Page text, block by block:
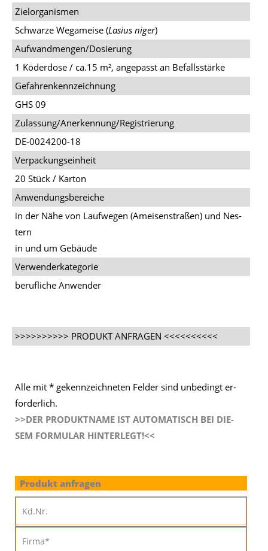
Zielorganismen
Schwar­ze Wega­mei­se (Lasius niger)
Aufwandmengen/Dosierung
1 Kö­der­do­se / ca.15 m², an­ge­passt an Be­falls­stär­ke
Gefahrenkennzeichnung
GHS 09
Zulassung/Anerkennung/Registrierung
DE-0024200-18
Verpackungseinheit
20 Stück / Kar­ton
Anwendungsbereiche
in der Nähe von Lauf­we­gen (Amei­sen­stra­ßen) und Nes­
tern
in und um Ge­bäu­de
Verwenderkategorie
be­ruf­li­che An­wen­der
>>>>>>>>>> PRODUKT ANFRAGEN <<<<<<<<<<
Alle mit * ge­kenn­zeich­ne­ten Fel­der sind un­be­dingt er­
for­der­lich.
>>DER PRO­DUKT­NA­ME IST AU­TO­MA­TISCH BEI DIE­
SEM FOR­MU­LAR HIN­TER­LEGT!<<
Produkt anfragen